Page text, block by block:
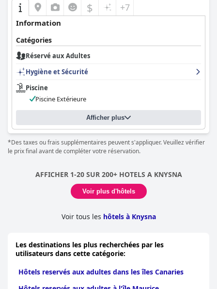
en fauteuil roulant, assurent un séjour confortable aux clients à
mobilité réduite, bien qu'une voiture soit bénéfique pour une
exploration plus approfondie.
En résumé, l'hôtel aha The Rex se distingue par son excellent
emplacement, son service supérieur et ses hébergements
confortables, ce qui en fait un choix de premier ordre pour les
séjours courts et prolongés à Knysna.
$ +7
Information
Catégories
Réservé aux Adultes
Hygiène et Sécurité
Piscine
Piscine Extérieure
Afficher plus
*Des taxes ou frais supplémentaires peuvent s'appliquer. Veuillez vérifier
le prix final avant de compléter votre réservation.
AFFICHER 1-20 SUR 200+ HOTELS A KNYSNA
Voir plus d'hôtels
Voir tous les hôtels à Knysna
Les destinations les plus recherchées par les
utilisateurs dans cette catégorie:
Hôtels reservés aux adultes dans les îles Canaries